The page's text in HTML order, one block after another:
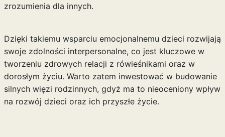
zrozumienia dla innych.
Dzięki takiemu wsparciu emocjonalnemu dzieci rozwijają
swoje zdolności interpersonalne, co jest kluczowe w
tworzeniu zdrowych relacji z rówieśnikami oraz w
dorosłym życiu. Warto zatem inwestować w budowanie
silnych więzi rodzinnych, gdyż ma to nieoceniony wpływ
na rozwój dzieci oraz ich przyszłe życie.